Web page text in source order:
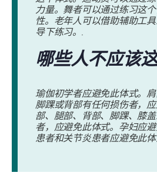
力量。舞者可以通过练习这
性。老年人可以借助辅助工
导下练习。.
哪些人不应该
瑜伽初学者应避免此体式。肩
脚踝或背部有任何损伤者，
部、腿部、背部、脚踝、膝
者，应避免此体式。孕妇应
患者和关节炎患者应避免此体